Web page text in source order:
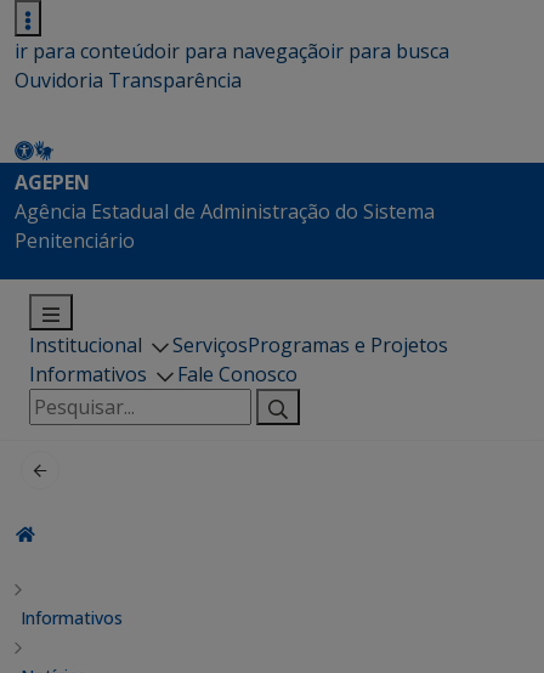
ir para conteúdoir para navegaçãoir para busca
Ouvidoria Transparência
AGEPEN
Agência Estadual de Administração do Sistema
Penitenciário
Institucional ServiçosProgramas e Projetos
Informativos
Fale Conosco
Pesquisar
por:
Informativos